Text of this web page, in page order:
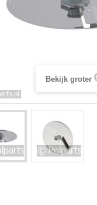
Bekijk groter